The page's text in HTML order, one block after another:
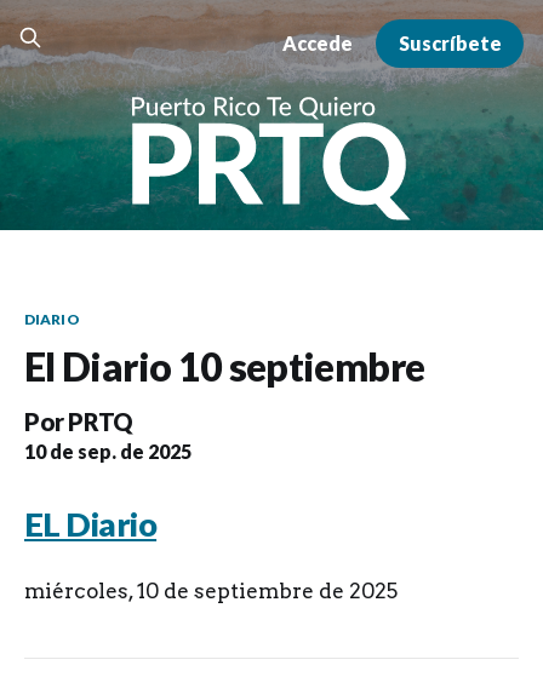
Accede Suscríbete
DIARIO
El Diario 10 septiembre
PorPRTQ
10 de sep. de 2025
EL Diario
miércoles, 10 de septiembre de 2025